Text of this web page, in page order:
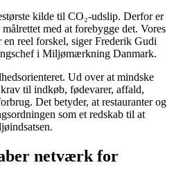
kilde til CO₂-udslip. Derfor er
med at forebygge det. Vores
en reel forskel, siger Frederik Gudi
i Miljømærkning Danmark.
Ud over at mindske
til indkøb, fødevarer, affald,
Det betyder, at restauranter og
som et redskab til at
netværk for